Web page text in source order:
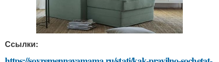
Ссылки: